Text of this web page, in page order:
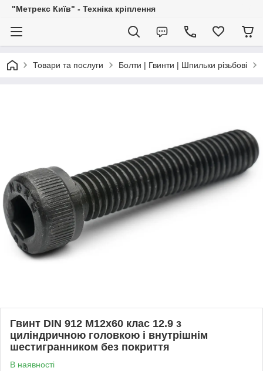
"Метрекс Київ" - Техніка кріплення
Товари та послуги Болти | Гвинти | Шпильки різьбові
Гвинт DIN 912 М12х60 клас 12.9 з
циліндричною головкою і внутрішнім
шестигранником без покриття
В наявності